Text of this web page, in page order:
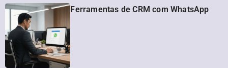
Ferramentas de CRM com WhatsApp